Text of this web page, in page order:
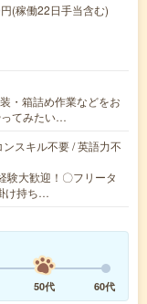
(稼働22日手当含む)
・箱詰め作業などをお
ってみたい…
スキル不要 / 英語力不
験大歓迎！〇フリータ
け持ち…
50代 60代